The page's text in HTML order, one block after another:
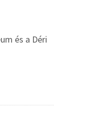
és a Déri